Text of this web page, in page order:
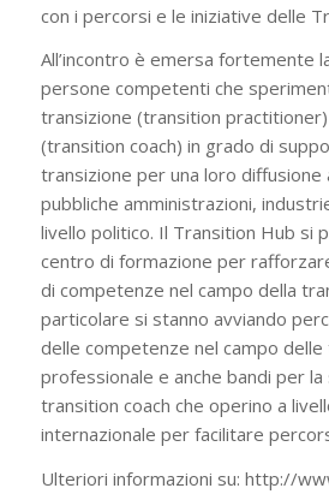
con i percorsi e le iniziative delle
All’incontro è emersa fortemente
persone competenti che
transizione (transition
(transition coach) in grado di
transizione per una loro diffusione
pubbliche amministrazioni,
livello politico. Il Transition Hub si
centro di formazione per
di competenze nel campo della
particolare si stanno avviando
delle competenze nel campo delle
professionale e anche bandi per la
transition coach che operino a
internazionale per facilitare
Ulteriori informazioni su: http://